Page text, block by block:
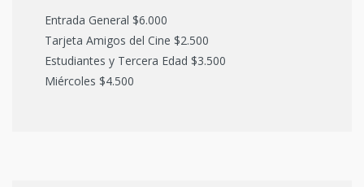
Entrada General $6.000
Tarjeta Amigos del Cine $2.500
Estudiantes y Tercera Edad $3.500
Miércoles $4.500